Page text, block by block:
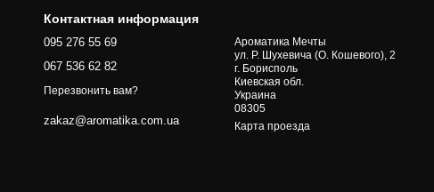
Контактная информация
095 276 55 69
067 536 62 82
Перезвонить вам?
zakaz@aromatika.com.ua
Ароматика Мечты
ул. Р. Шухевича (О. Кошевого), 2
г. Бориcполь
Киевская обл.
Украина
08305
Карта проезда